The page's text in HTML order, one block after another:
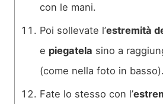
con le mani.
Poi sollevate l’estremità
e piegatela sino a
(come nella foto in basso).
Fate lo stesso con l’